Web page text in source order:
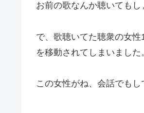
お前の歌なんか聴いてもし
で、歌聴いてた聴衆の女
を移動されてしまいました
この女性がね、会話でもし